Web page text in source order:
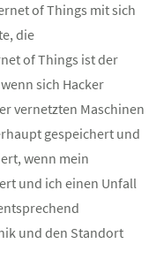
of Things mit sich
die
of Things ist der
sich Hacker
vernetzten Maschinen
gespeichert und
wenn mein
und ich einen Unfall
und den Standort